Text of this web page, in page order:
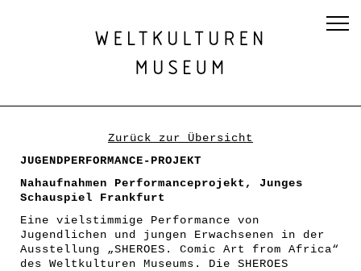
Zurück zur Übersicht
JUGENDPERFORMANCE-PROJEKT
Nahaufnahmen Performanceprojekt, Junges
Schauspiel Frankfurt
Eine vielstimmige Performance von
Jugendlichen und jungen Erwachsenen in der
Ausstellung „SHEROES. Comic Art from Africa“
des Weltkulturen Museums. Die SHEROES